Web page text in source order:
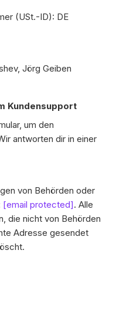
(USt.-ID): DE
Jörg Geiben
Kundensupport
um den
antworten dir in einer
von Behörden oder
[email protected]. Alle
die nicht von Behörden
Adresse gesendet